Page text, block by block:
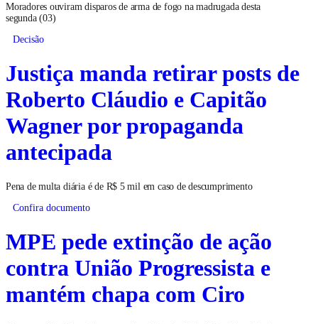
Moradores ouviram disparos de arma de fogo na madrugada desta
segunda (03)
Decisão
Justiça manda retirar posts de
Roberto Cláudio e Capitão
Wagner por propaganda
antecipada
Pena de multa diária é de R$ 5 mil em caso de descumprimento
Confira documento
MPE pede extinção de ação
contra União Progressista e
mantém chapa com Ciro